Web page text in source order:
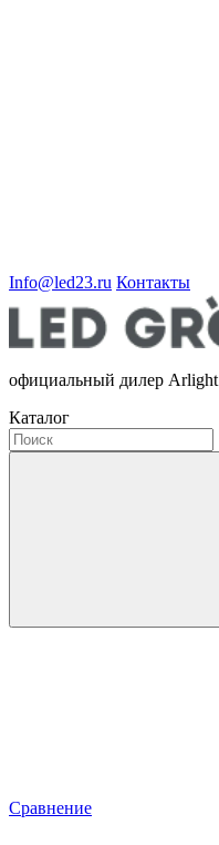
Info@led23.ru Контакты
официальный дилер Arlight
Каталог
Сравнение